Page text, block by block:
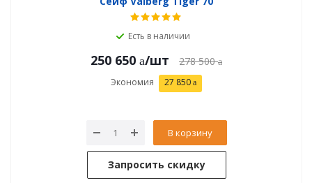
Есть в наличии
250 650 /шт 278 500
Экономия 27 850
В корзину
Запросить скидку